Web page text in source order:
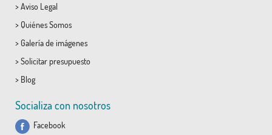
> Aviso Legal
> Quiénes Somos
> Galería de imágenes
> Solicitar presupuesto
> Blog
Socializa con nosotros
Facebook